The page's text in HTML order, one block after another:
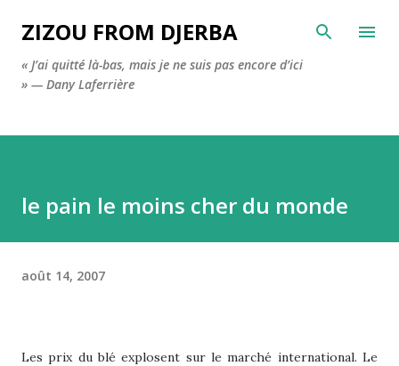
Accéder au contenu principal
ZIZOU FROM DJERBA
« J’ai quitté là-bas, mais je ne suis pas encore d’ici
» — Dany Laferrière
le pain le moins cher du monde
août 14, 2007
Les prix du blé explosent sur le marché international. Le